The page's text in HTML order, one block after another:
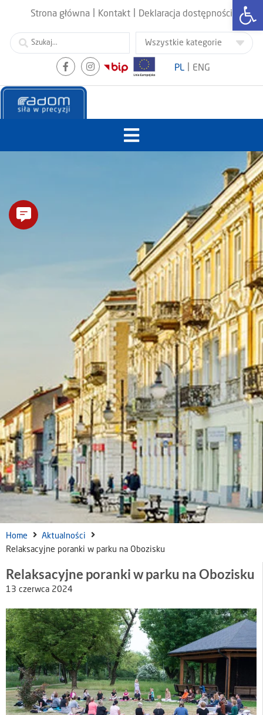
Strona główna Kontakt Deklaracja dostępności
PL ENG
Home
Aktualności
Relaksacyjne poranki w parku na Obozisku
Relaksacyjne poranki w parku na Obozisku
13 czerwca 2024